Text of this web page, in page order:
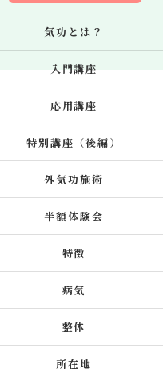
気功とは？
入門講座
応用講座
特別講座（後編）
外気功施術
半額体験会
特徴
病気
整体
所在地